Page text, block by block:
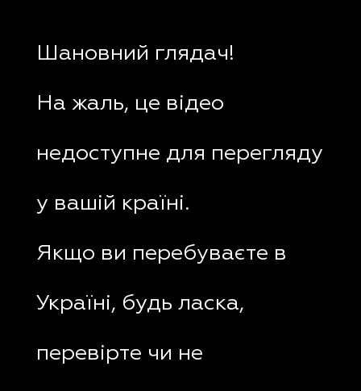
Шановний глядач!
На жаль, це відео
недоступне для перегляду
у вашій країні.
Якщо ви перебуваєте в
Україні, будь ласка,
перевірте чи не